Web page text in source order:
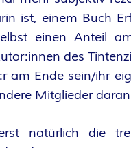
L
–
D
E
ist, einem Buch
einen Anteil
des
am Ende sein/ihr
Mitglieder
natürlich die